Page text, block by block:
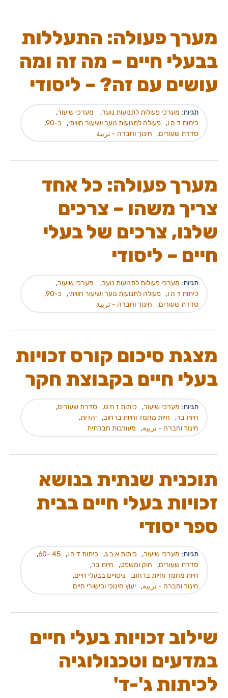
מערך פעולה: התעללות
בבעלי חיים – מה זה ומה
עושים עם זה? – ליסודי
תגיות: מערכי פעולות לתנועות נוער, מערכי שיעור,
כיתות ד ה ו, פעולה לתנועות נוער ושיעור חוויתי, כ-90
,
סדרת שעורים, חינוך וחברה - تربية
מערך פעולה: כל אחד
צריך משהו – צרכים
שלנו, צרכים של בעלי
חיים – ליסודי
תגיות: מערכי פעולות לתנועות נוער, מערכי שיעור,
כיתות ד ה ו, פעולה לתנועות נוער ושיעור חוויתי, כ-90
,
סדרת שעורים, חינוך וחברה - تربية
מצגת סיכום קורס זכויות
בעלי חיים בקבוצת חקר
תגיות: מערכי שיעור, כיתות ז ח ט, סדרת שעורים,
חיות בר, חיות מחמד וחיות ברחוב, יהדות,
חינוך וחברה - تربية, מעורבות חברתית
תוכנית שנתית בנושא
זכויות בעלי חיים בבית
ספר יסודי
תגיות: מערכי שיעור, כיתות א ב ג, כיתות ד ה ו,
45 -60
,
סדרת שעורים, חוק ומשפט, חיות בר,
חיות מחמד וחיות ברחוב, ניסויים בבעלי חיים,
חינוך וחברה - تربية, יעוץ חינוכי וכישורי חיים
שילוב זכויות בעלי חיים
במדעים וטכנולוגיה
לכיתות ג'-ד'